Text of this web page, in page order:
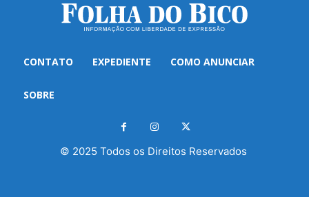
CONTATO EXPEDIENTE COMO ANUNCIAR
SOBRE
© 2025 Todos os Direitos Reservados